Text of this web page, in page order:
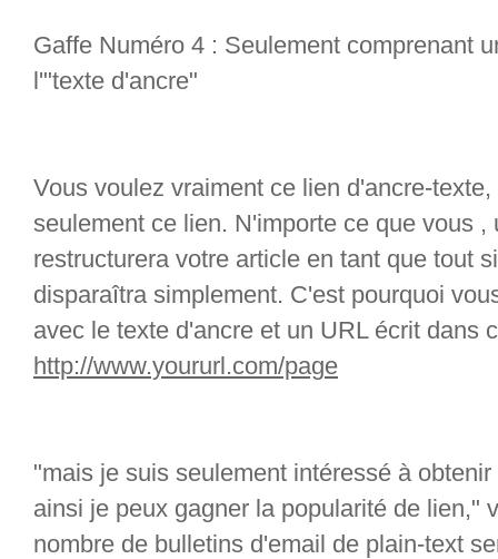
Gaffe Numéro 4 : Seulement comprenant
l'"texte d'ancre"
Vous voulez vraiment ce lien d'ancre-
seulement ce lien. N'importe ce que vous
restructurera votre article en tant que tout
disparaîtra simplement. C'est pourquoi
avec le texte d'ancre et un URL écrit dans
http://www.yoururl.com/page
"mais je suis seulement intéressé à
ainsi je peux gagner la popularité de lien,"
nombre de bulletins d'email de plain-text